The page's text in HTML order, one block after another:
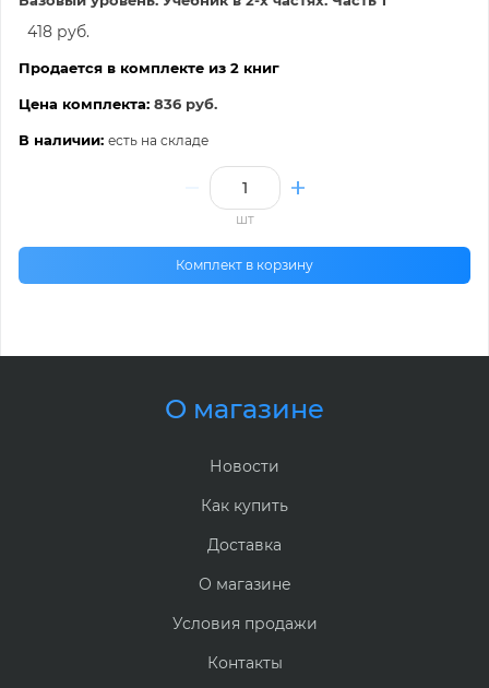
418 руб.
Продается в комплекте из 2 книг
Цена комплекта: 836 руб.
В наличии: есть на складе
шт
Комплект в корзину
О магазине
Новости
Как купить
Доставка
О магазине
Условия продажи
Контакты